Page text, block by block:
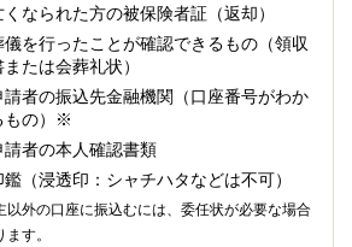
くなられた方の被保険者証（返却）
儀を行ったことが確認できるもの（領収
または会葬礼状）
請者の振込先金融機関（口座番号がわか
もの）※
請者の本人確認書類
鑑（浸透印：シャチハタなどは不可）
外の口座に振込むには、委任状が必要な場合
す。